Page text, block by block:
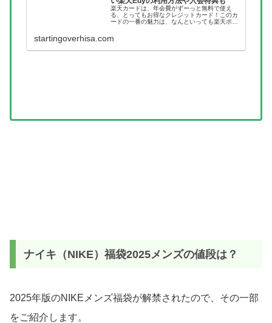
楽天カードは、年会費がずーっと無料で使え
る、とってもお得なクレジットカード！このカ
ードの一番の魅力は、なんといっても楽天ポイ
加算されるんですよね。しかも、...
startingoverhisa.com
ナイキ（NIKE）福袋2025メンズの値段は？
2025年版のNIKEメンズ福袋が解禁されたので、その一部
をご紹介します。